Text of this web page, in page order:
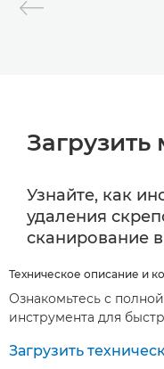
Узнайте, как
удаления
сканирование
Техническое описание и
Ознакомьтесь с
инструмента для
Загрузить